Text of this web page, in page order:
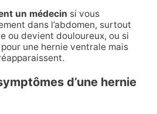
un médecin si vous
dans l’abdomen, surtout
ou devient douloureux, ou si
une hernie ventrale mais
d’une hernie